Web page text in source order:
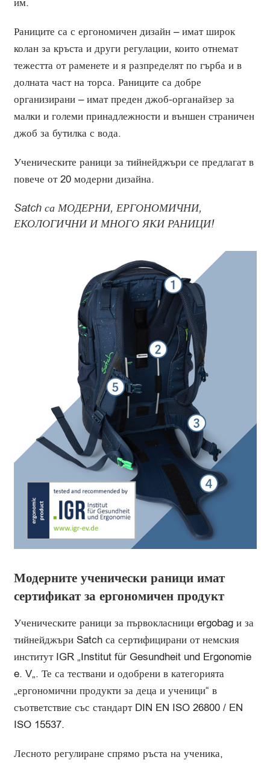
Раниците са с ергономичен дизайн – имат широк
колан за кръста и други регулации, които отнемат
тежестта от раменете и я разпределят по гърба и в
долната част на торса. Раниците са добре
организирани – имат преден джоб-органайзер за
малки и големи принадлежности и външен страничен
джоб за бутилка с вода.
Ученическите раници за тийнейджъри се предлагат в
повече от 20 модерни дизайна.
Satch са МОДЕРНИ, ЕРГОНОМИЧНИ,
ЕКОЛОГИЧНИ И МНОГО ЯКИ РАНИЦИ!
Модерните ученически раници имат
сертификат за ергономичен продукт
Ученическите раници за първокласници ergobag и за
тийнейджъри Satch са сертифицирани от немския
институт IGR „Institut für Gesundheit und Ergonomie
e. V„. Те са тествани и одобрени в категорията
„ергономични продукти за деца и ученици“ в
съответствие със стандарт DIN EN ISO 26800 / EN
ISO 15537.
Лесното регулиране спрямо ръста на ученика,